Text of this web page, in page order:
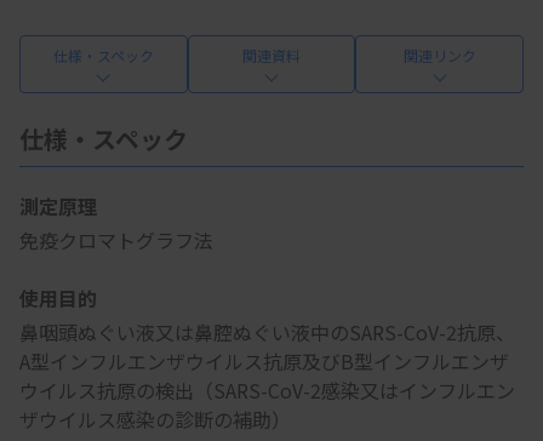
仕様・スペック 関連資料 関連リンク
仕様・スペック
測定原理
免疫クロマトグラフ法
使用目的
鼻咽頭ぬぐい液又は鼻腔ぬぐい液中のSARS-CoV-2抗原、
A型インフルエンザウイルス抗原及びB型インフルエンザ
ウイルス抗原の検出（SARS-CoV-2感染又はインフルエン
ザウイルス感染の診断の補助）